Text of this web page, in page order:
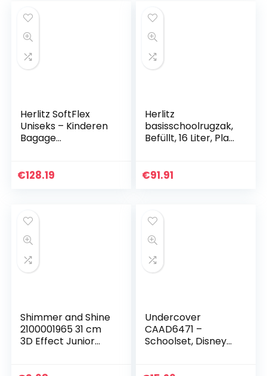
Herlitz SoftFlex
Uniseks – Kinderen
Bagage
€128.19
Herlitz
basisschoolrugzak,
Befüllt, 16 Liter, Play
€91.91
Shimmer and Shine
2100001965 31 cm
3D Effect Junior
Undercover
CAAD6471 –
Schoolset, Disney